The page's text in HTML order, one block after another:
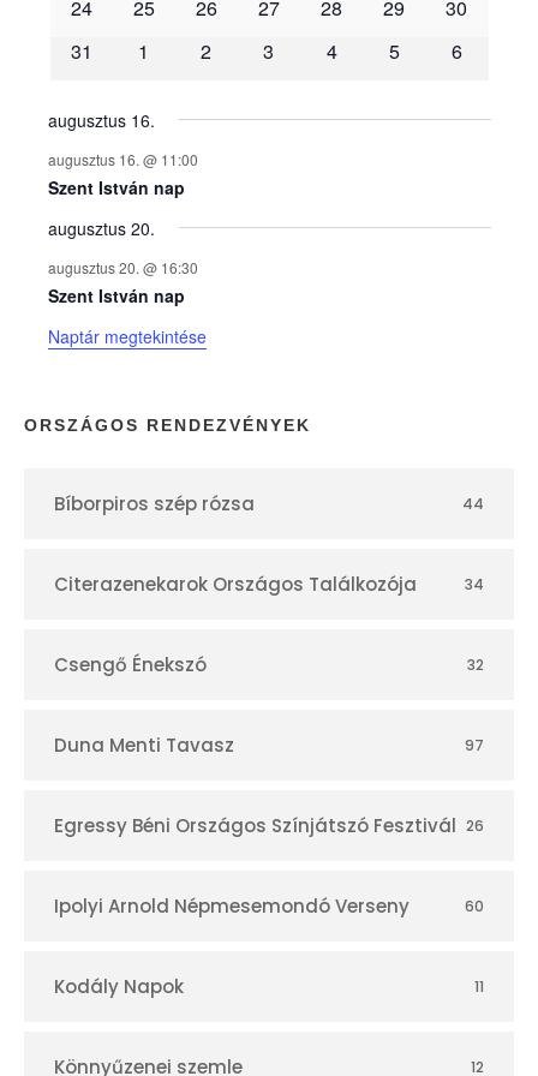
é
n
y
e
k
n
a
p
r
24
25 26 27 28 29
30
31
1 2 3 4 5 6
augusztus 16.
augusztus 16. @ 11:00
Szent István nap
augusztus 20.
augusztus 20. @ 16:30
Szent István nap
Naptár megtekintése
ORSZÁGOS RENDEZVÉNYEK
Bíborpiros szép rózsa 44
Citerazenekarok Országos Találkozója 34
Csengő Énekszó 32
Duna Menti Tavasz 97
Egressy Béni Országos Színjátszó Fesztivál 26
Ipolyi Arnold Népmesemondó Verseny 60
Kodály Napok 11
Könnyűzenei szemle 12